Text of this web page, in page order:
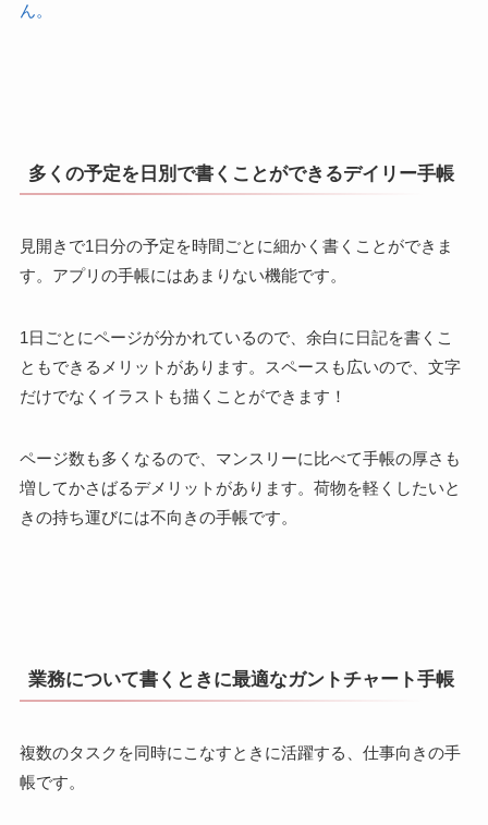
ん。
多くの予定を日別で書くことができるデイリー手帳
見開きで1日分の予定を時間ごとに細かく書くことができま
す。アプリの手帳にはあまりない機能です。
1日ごとにページが分かれているので、余白に日記を書くこ
ともできるメリットがあります。スペースも広いので、文字
だけでなくイラストも描くことができます！
ページ数も多くなるので、マンスリーに比べて手帳の厚さも
増してかさばるデメリットがあります。荷物を軽くしたいと
きの持ち運びには不向きの手帳です。
業務について書くときに最適なガントチャート手帳
複数のタスクを同時にこなすときに活躍する、仕事向きの手
帳です。